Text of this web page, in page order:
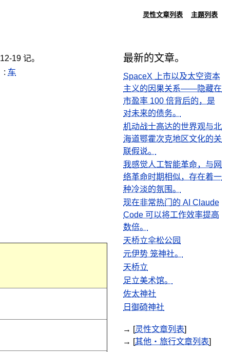
灵性文章列表 主题列表
19 记。
: 车
最新的文章。
SpaceX 上市以及太空资本
主义的因果关系——隐藏在
市盈率 100 倍背后的，是
对未来的债务。
机动战士高达的世界观与北
海道鄂霍次克地区文化的关
联假说。
我感觉人工智能革命，与网
络革命时期相似，存在着一
种冷淡的氛围。
现在非常热门的 AI Claude
Code 可以将工作效率提高
数倍。
天桥立伞松公园
元伊势 笼神社。
天桥立
足立美术馆。
佐太神社
日御碕神社
→ [灵性文章列表]
→ [其他・旅行文章列表]